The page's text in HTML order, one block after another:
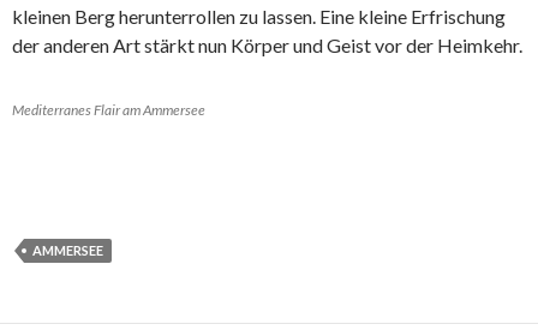
kleinen Berg herunterrollen zu lassen. Eine kleine Erfrischung
der anderen Art stärkt nun Körper und Geist vor der Heimkehr.
Mediterranes Flair am Ammersee
AMMERSEE